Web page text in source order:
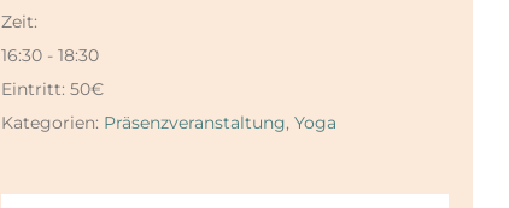
Zeit:
16:30 - 18:30
Eintritt: 50€
Kategorien: Präsenzveranstaltung,Yoga